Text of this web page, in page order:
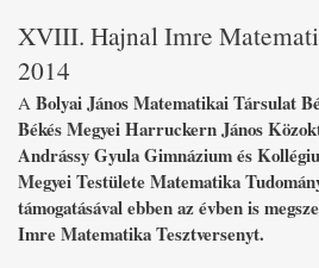
XVIII. Hajnal Imre
2014
A Bolyai János Matematikai Társulat
Békés Megyei Harruckern János
Andrássy Gyula Gimnázium és
Megyei Testülete Matematika
támogatásával ebben az évben is
Imre Matematika Tesztversenyt.